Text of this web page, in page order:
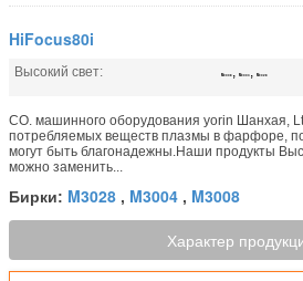
HiFocus80i
Высокий свет: M3008 , M3004 , M3028
CO. машинного оборудования yorin Шанхая,
потребляемых веществ плазмы в фарфоре,
могут быть благонадежны.Наши продукты
можно заменить...
Бирки: M3028 , M3004 , M3008
Характер